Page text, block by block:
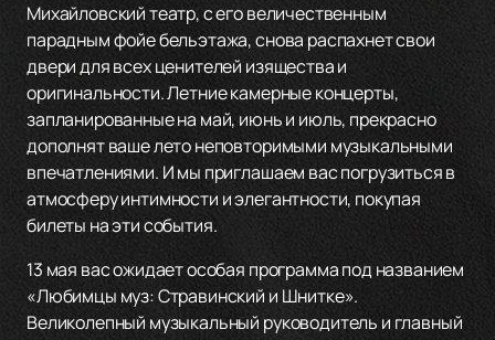
Михайловский театр, с его величественным
парадным фойе бельэтажа, снова распахнет свои
двери для всех ценителей изящества и
оригинальности. Летние камерные концерты,
запланированные на май, июнь и июль, прекрасно
дополнят ваше лето неповторимыми музыкальными
впечатлениями. И мы приглашаем вас погрузиться в
атмосферу интимности и элегантности, покупая
билеты на эти события.
13 мая вас ожидает особая программа под названием
«Любимцы муз: Стравинский и Шнитке».
Великолепный музыкальный руководитель и главный